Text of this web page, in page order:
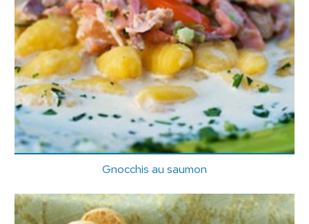
Gnocchis au saumon